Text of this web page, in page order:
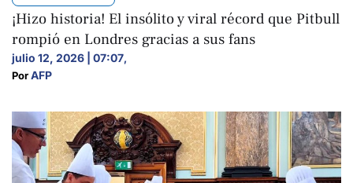
¡Hizo historia! El insólito y viral récord que Pitbull
rompió en Londres gracias a sus fans
julio 12, 2026 | 07:07,
Por AFP